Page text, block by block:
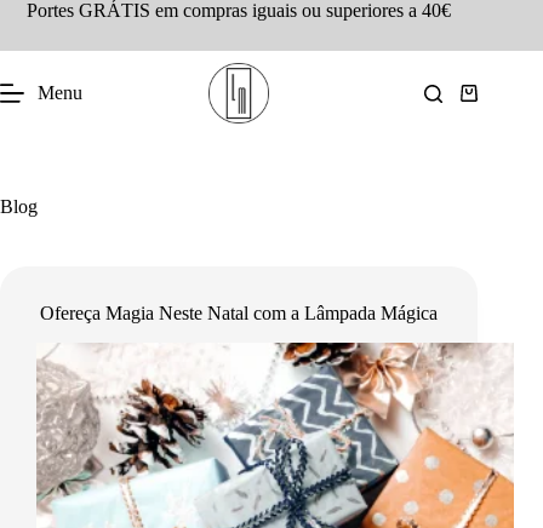
Portes GRÁTIS em compras iguais ou superiores a 40€
Menu
Blog
Ofereça Magia Neste Natal com a Lâmpada Mágica